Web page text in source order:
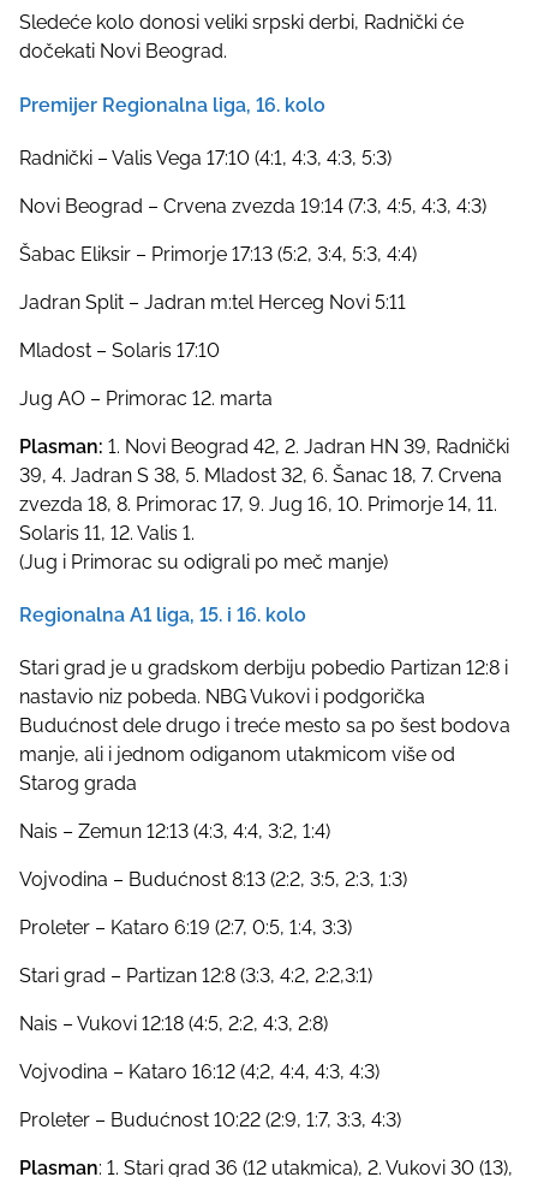
Sledeće kolo donosi veliki srpski derbi, Radnički će
dočekati Novi Beograd.
Premijer Regionalna liga, 16. kolo
Radnički – Valis Vega 17:10 (4:1, 4:3, 4:3, 5:3)
Novi Beograd – Crvena zvezda 19:14 (7:3, 4:5, 4:3, 4:3)
Šabac Eliksir – Primorje 17:13 (5:2, 3:4, 5:3, 4:4)
Jadran Split – Jadran m:tel Herceg Novi 5:11
Mladost – Solaris 17:10
Jug AO – Primorac 12. marta
Plasman: 1. Novi Beograd 42, 2. Jadran HN 39, Radnički
39, 4. Jadran S 38, 5. Mladost 32, 6. Šanac 18, 7. Crvena
zvezda 18, 8. Primorac 17, 9. Jug 16, 10. Primorje 14, 11.
Solaris 11, 12. Valis 1.
(Jug i Primorac su odigrali po meč manje)
Regionalna A1 liga, 15. i 16. kolo
Stari grad je u gradskom derbiju pobedio Partizan 12:8 i
nastavio niz pobeda. NBG Vukovi i podgorička
Budućnost dele drugo i treće mesto sa po šest bodova
manje, ali i jednom odiganom utakmicom više od
Starog grada
Nais – Zemun 12:13 (4:3, 4:4, 3:2, 1:4)
Vojvodina – Budućnost 8:13 (2:2, 3:5, 2:3, 1:3)
Proleter – Kataro 6:19 (2:7, 0:5, 1:4, 3:3)
Stari grad – Partizan 12:8 (3:3, 4:2, 2:2,3:1)
Nais – Vukovi 12:18 (4:5, 2:2, 4:3, 2:8)
Vojvodina – Kataro 16:12 (4;2, 4:4, 4:3, 4:3)
Proleter – Budućnost 10:22 (2:9, 1:7, 3:3, 4:3)
Plasman: 1. Stari grad 36 (12 utakmica), 2. Vukovi 30 (13),